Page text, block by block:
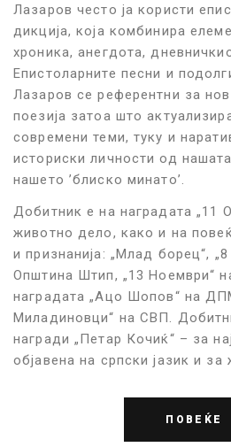
Лазаров често ја користи
дикција, која комбинира
хроника, анегдота,
Епистоларните песни и
Лазаров се референтни за
поезија затоа што
современи теми, туку и
историски личности од
нашето ’блиско минато’.
Добитник е на наградата „11 О
животно дело, како и на
и признанија : „Млад борец“,
Општина Штип, „13 Ноември“
наградата„Ацо Шопов“ на
Миладиновци“ на СВП
.
награди „Петар Кочиќ“ – за
објавена на српски јазик и за
ПОВЕЌЕ